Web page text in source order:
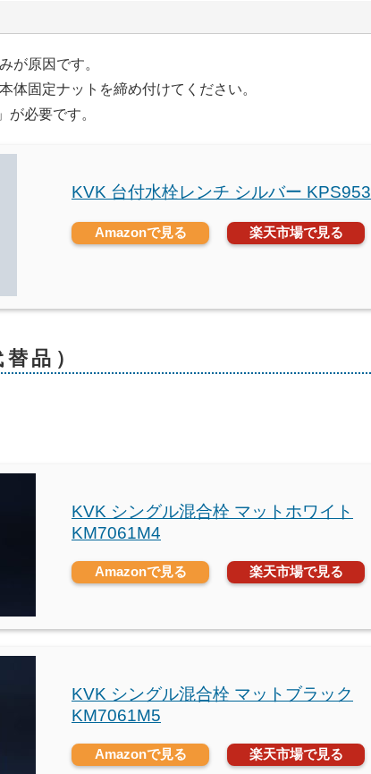
が原因です。
体固定ナットを締め付けてください。
が必要です。
KVK 台付水栓レンチ シルバー KPS953
Amazonで見る 楽天市場で見る
品）
KVK シングル混合栓 マットホワイト
KM7061M4
Amazonで見る 楽天市場で見る
KVK シングル混合栓 マットブラック
KM7061M5
Amazonで見る 楽天市場で見る